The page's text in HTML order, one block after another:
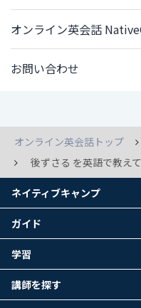
オンライン英会話
お問い合わせ
オンライン英会話トップ
後ずさる を英語で教え
ネイティブキャンプ
ガイド
学習
講師を探す